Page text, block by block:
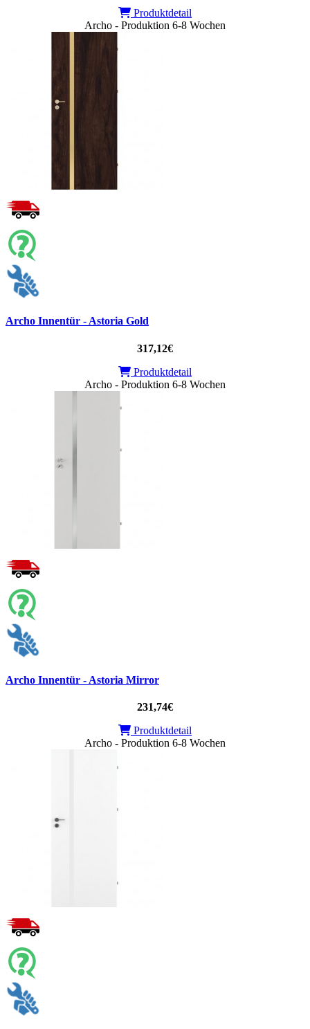
Produktdetail
Archo - Produktion 6-8 Wochen
Archo Innentür - Astoria Gold
317,12€
Produktdetail
Archo - Produktion 6-8 Wochen
Archo Innentür - Astoria Mirror
231,74€
Produktdetail
Archo - Produktion 6-8 Wochen